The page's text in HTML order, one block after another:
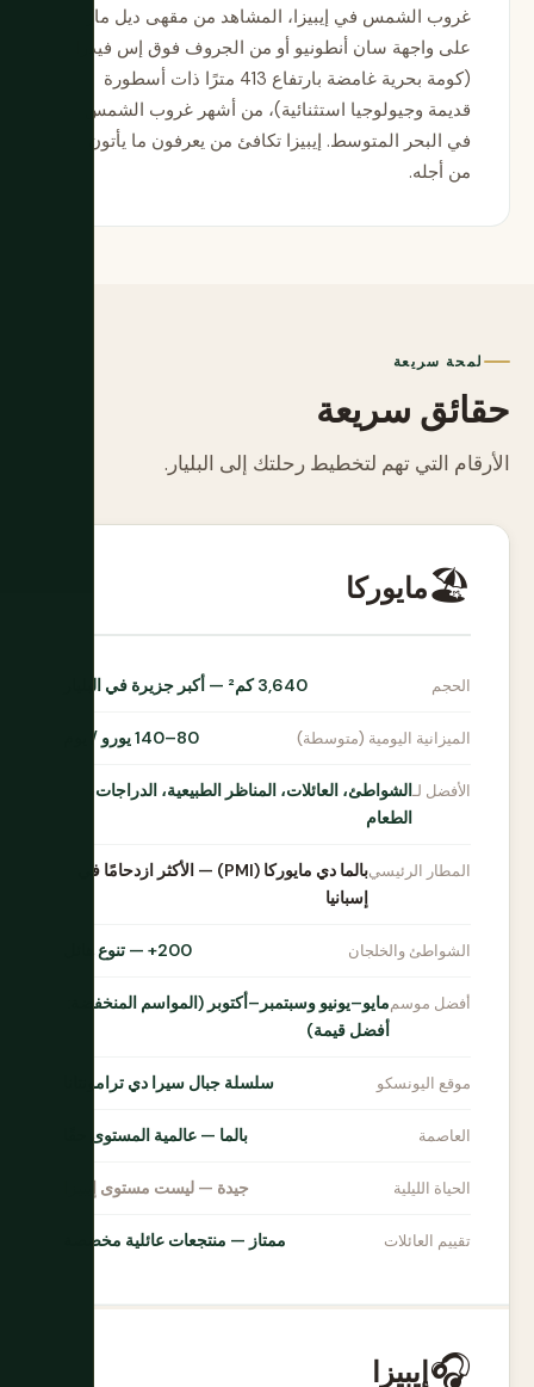
غروب الشمس في إيبيزا، المشاهد من مقهى ديل مار
على واجهة سان أنطونيو أو من الجروف فوق إس فيدرا
(كومة بحرية غامضة بارتفاع 413 مترًا ذات أسطورة
قديمة وجيولوجيا استثنائية)، من أشهر غروب الشمس
في البحر المتوسط. إيبيزا تكافئ من يعرفون ما يأتون
من أجله.
لمحة سريعة
حقائق سريعة
الأرقام التي تهم لتخطيط رحلتك إلى البليار.
🏖️مايوركا
الحجم 3,640 كم² — أكبر جزيرة في البليار
الميزانية اليومية (متوسطة) 80–140 يورو / يوم
الأفضل لـالشواطئ، العائلات، المناظر الطبيعية، الدراجات،
الطعام
المطار الرئيسي
بالما دي مايوركا (PMI) — الأكثر ازدحامًا في
إسبانيا
الشواطئ والخلجان 200+ — تنوع هائل
أفضل موسممايو–يونيو وسبتمبر–أكتوبر (المواسم المنخفضة:
أفضل قيمة)
موقع اليونسكو سلسلة جبال سيرا دي ترامونتانا
العاصمة بالما — عالمية المستوى حقًا
الحياة الليلية جيدة — ليست مستوى إيبيزا
تقييم العائلات ممتاز — منتجعات عائلية مخصصة
🎧إيبيزا